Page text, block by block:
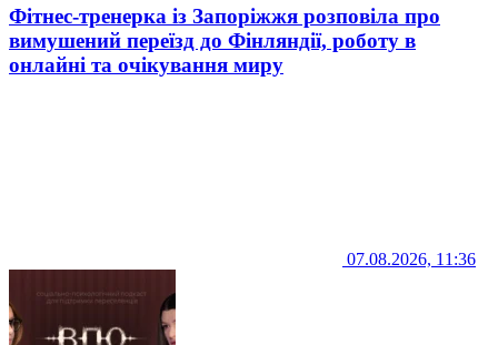
Фітнес-тренерка із Запоріжжя розповіла про
вимушений переїзд до Фінляндії, роботу в
онлайні та очікування миру
07.08.2026, 11:36